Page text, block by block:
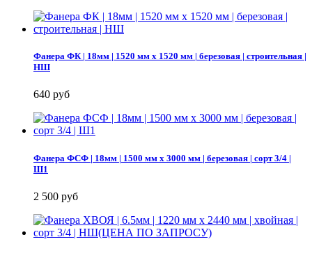
Фанера ФК | 18мм | 1520 мм х 1520 мм | березовая | строительная |
НШ
640 руб
Фанера ФСФ | 18мм | 1500 мм х 3000 мм | березовая | сорт 3/4 |
Ш1
2 500 руб